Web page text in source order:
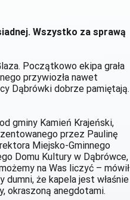
Wszystko za sprawą
Początkowo ekipa grała
przywiozła nawet
Dąbrówki dobrze pamiętają.
gminy Kamień Krajeński,
przez Paulinę
Miejsko-Gminnego
Domu Kultury w Dąbrówce,
na Was liczyć – mówił
że kapela jest właśnie
okraszoną anegdotami.